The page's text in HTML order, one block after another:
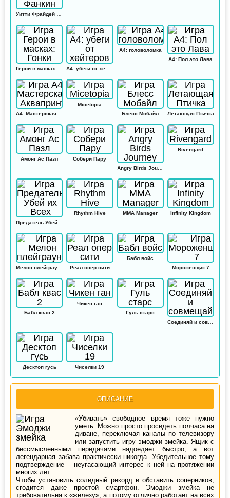
ОПИСАНИЕ
«Убивать» свободное время тоже нужно
уметь. Можно просто просидеть полчаса на
диване, переключая каналы по телевизору
или запустить игру эмоджи змейка. Ящик с
бессмысленными передачами надоедает быстро, а вот
легендарная забава практически никогда. Убедительное тому
подтверждение – неугасающий интерес к ней на протяжении
многих лет.
Чтобы установить солидный рекорд и обставить соперников,
сгодится даже простой смартфон. Эмоджи змейка не
требовательна к «железу», а потому отлично работает на всех
А4: головоломка
А4: Пол это Лава
Micetopia
Блесс Мобайл
Летающая Птичка
Амонг Ас Пазл
Собери Пару
Angry Birds Journey
Rivengard
Rhythm Hive MMA Manager Infinity Kingdom
Реал опер сити
Бабл войс
Мороженщик 7
Бабл квас 2
Чикен ган
Гуль старс
Соединяй и совмещай
Десктоп гусь Чиселки 19